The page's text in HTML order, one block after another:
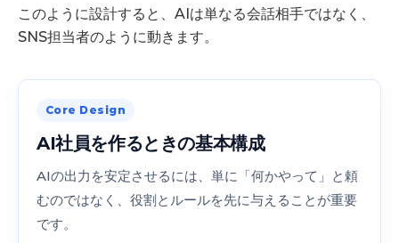
このように設計すると、AIは単なる会話相手ではなく、
SNS担当者のように動きます。
Core Design
AI社員を作るときの基本構成
AIの出力を安定させるには、単に「何かやって」と頼
むのではなく、役割とルールを先に与えることが重要
です。